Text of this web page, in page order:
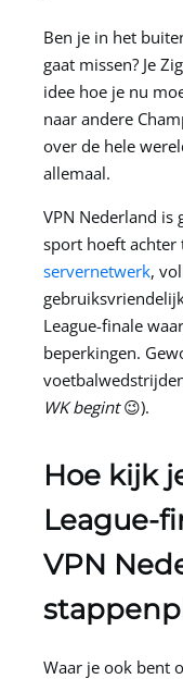
Ben je in het
gaat missen? Je
idee hoe je nu
naar andere
over de hele
allemaal.
VPN Nederland is
sport hoeft achter
servernetwerk,
League-finale
beperkingen.
WK begint😉).
Hoe kijk
League-
VPN
Waar je ook bent